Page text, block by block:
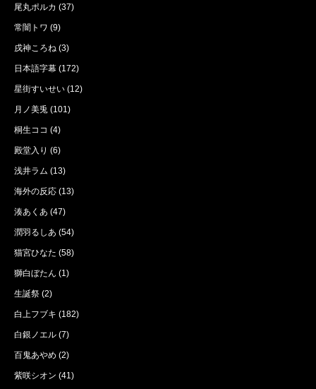
尾丸ポルカ (37)
常闇トワ (9)
戌神ころね (3)
日本語字幕 (172)
星街すいせい (12)
月ノ美兎 (101)
桐生ココ (4)
殿堂入り (6)
浅井ラム (13)
海外の反応 (13)
湊あくあ (47)
潤羽るしあ (54)
猫宮ひなた (58)
獅白ぼたん (1)
生誕祭 (2)
白上フブキ (182)
白銀ノエル (7)
百鬼あやめ (2)
紫咲シオン (41)